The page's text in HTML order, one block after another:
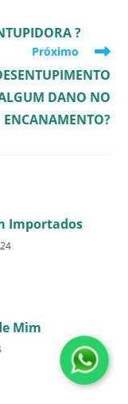
?
Próximo
DANO NO
ENCANAMENTO?
Importados
Mim